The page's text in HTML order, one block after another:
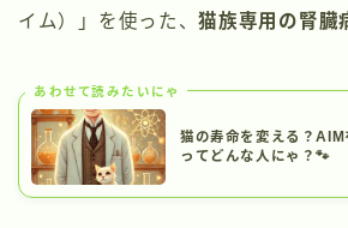
イム）」を使った、猫族専用の腎臓
あわせて読みたいにゃ
猫の寿命を変える？
ってどんな人にゃ？🐾